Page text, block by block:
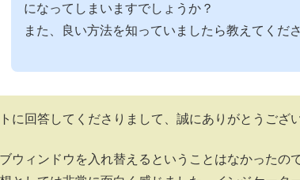
になってしまいますでしょうか？
また、良い方法を知っていましたら教えてくだ
に回答してくださりまして、誠にありがとうござい
ウィンドウを入れ替えるということはなかったの